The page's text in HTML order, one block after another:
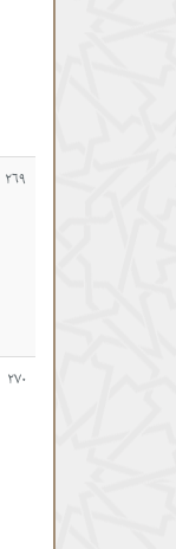
٢٦٩
٢٧٠